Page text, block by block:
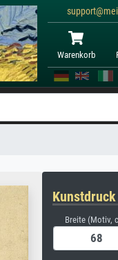
Warenkorb
Breite (Motiv,